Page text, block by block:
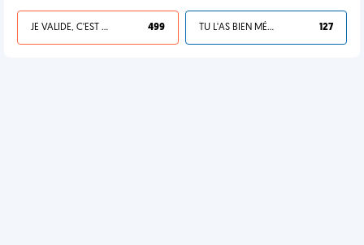
JE VALIDE, C'EST UNE VDM 499 TU L'AS BIEN MÉRITÉ 127